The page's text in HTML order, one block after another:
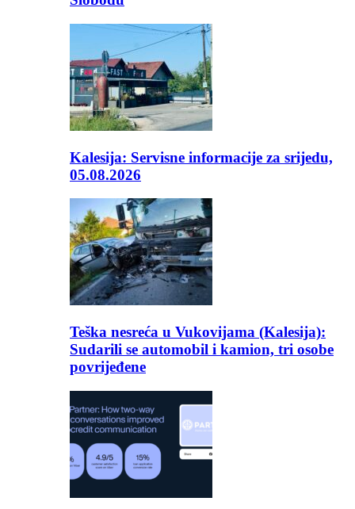
Kalesija: Servisne informacije za srijedu,
05.08.2026
Teška nesreća u Vukovijama (Kalesija):
Sudarili se automobil i kamion, tri osobe
povrijeđene